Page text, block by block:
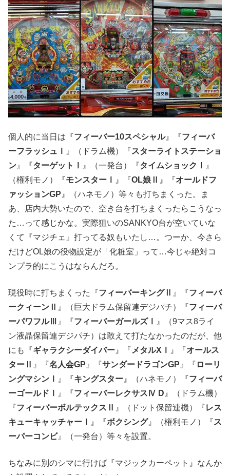
個人的に当日は『フィーバー10スペシャル』『フィーバ
ーフラッシュⅠ
』（ドラム機）『スターライトステーショ
ン 』『ターゲットⅠ 』（一発台）『タイムショックⅠ
』
（権利モノ）『モンスターⅠ 』『OL娘Ⅱ 』『オールドフ
ァッションGP 』（ハネモノ）等々も打ちまくった。ま
あ、店内大勢いたので、空き台を打ちまくったらこうなっ
た…って感じかな。実際狙いのSANKYO台が空いていな
くて『マジチェ』打ってる奴もいたし…。つーか、今さら
だけどOL娘の役物設定が「化粧室」って…今じゃ絶対コ
ンプラ的にこうはならんだろ。
現役時に打ちまくった『フィーバーキングⅡ 』『フィーバ
ークィーンⅡ
』（巨大ドラム保留連デジパチ）『フィーバ
ーパワフルⅢ
』『フィーバーガールズⅠ
』（9マス8ライ
ン液晶保留連デジパチ）は敢えて打たなかったのだが、他
にも『ギャラクシーダイバー 』『 メタルXⅠ 』『オールス
ターⅡ
』『名人会GP 』『サンダードラゴンGP 』『 ローリ
ングマシンⅠ
』『キングスター 』（ハネモノ）『フィーバ
ーゴールドⅠ
』『フィーバーレクサスⅣ D 』（ドラム機）
『フィーバーボルテックスⅡ 』（ドット保留連機）『レス
キューキャッチャーⅠ
』『ボクシング』（権利モノ）『ス
ーパーコンビ』（一発台）等々を設置。
ちなみに別のシマに行けば『マジックカーペット』なんか